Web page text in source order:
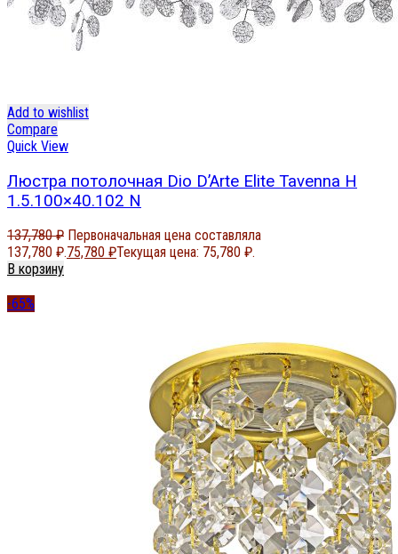
Add to wishlist
Compare
Quick View
Люстра потолочная Dio D’Arte Elite Tavenna H
1.5.100×40.102 N
137,780₽ Первоначальная цена составляла
137,780 ₽.75,780 ₽Текущая цена: 75,780 ₽.
В корзину
-65%